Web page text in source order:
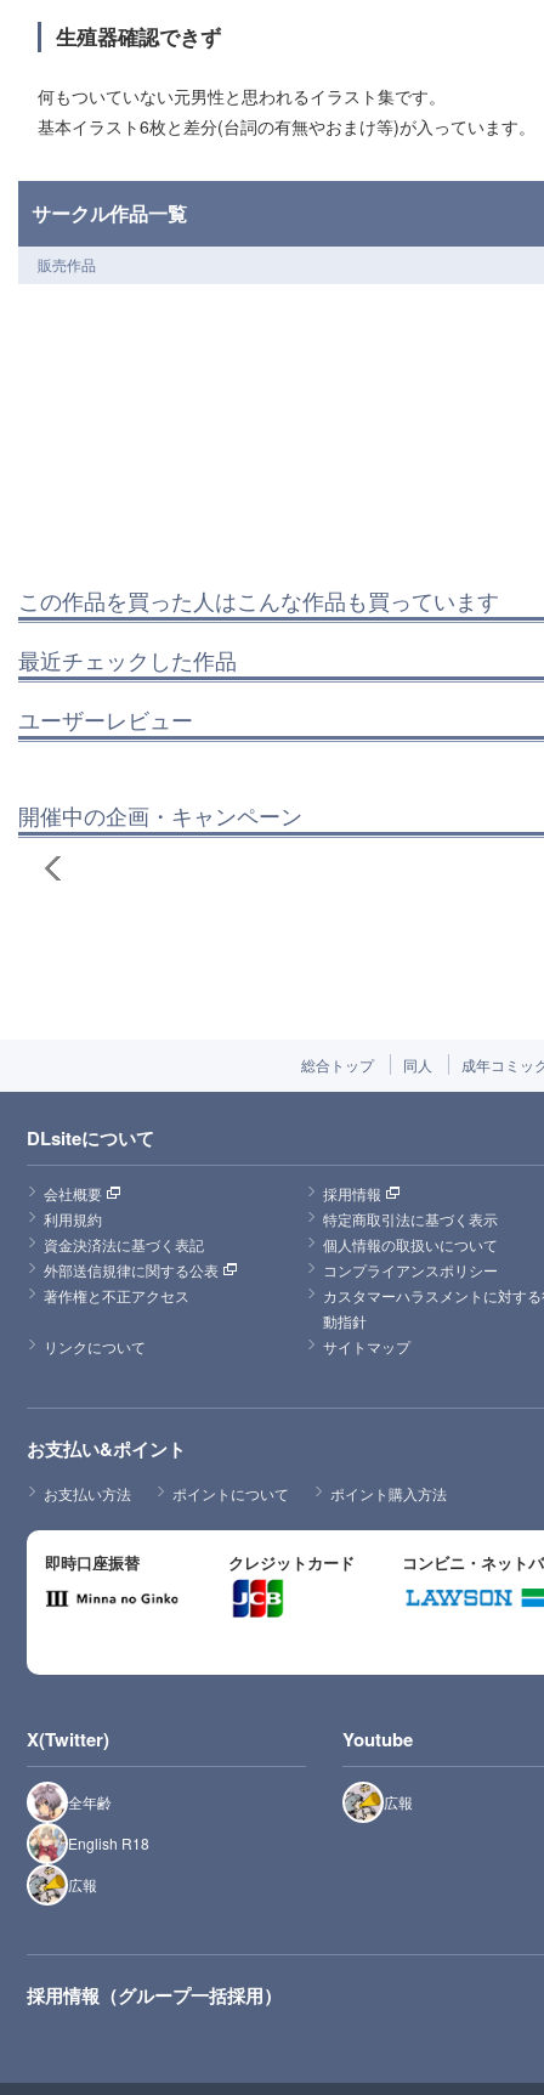
生殖器確認できず
何もついていない元男性と思われるイラスト集です。
基本イラスト6枚と差分(台詞の有無やおまけ等)が入っています。
サークル作品一覧
販売作品
この作品を買った人はこんな作品も買っています
最近チェックした作品
ユーザーレビュー
開催中の企画・キャンペーン
総合トップ 同人 成年コミッ
DLsiteについて
会社概要
採用情報
利用規約
特定商取引法に基づく表示
資金決済法に基づく表記
個人情報の取扱いについて
外部送信規律に関する公表
コンプライアンスポリシー
著作権と不正アクセス
カスタマーハラスメントに対す
動指針
リンクについて
サイトマップ
お支払い&ポイント
お支払い方法 ポイントについて ポイント購入方法
即時口座振替 クレジットカード コンビニ・ネット
X(Twitter)
全年齢
English R18
広報
Youtube
広報
採用情報（グループ一括採用）